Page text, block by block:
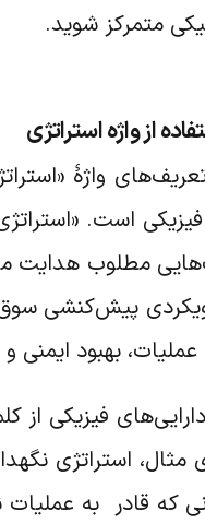
متمرکز شوید.
از واژه استراتژی
تعریف‌های واژۀ
است.
مطلوب هدایت
پیش‌کنشی سوق
عملیات، بهبود
فیزیکی از
مثال، استراتژی
که قادر به عملیات